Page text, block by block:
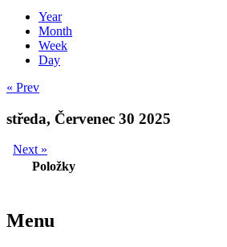
Year
Month
Week
Day
« Prev
středa, Červenec 30 2025
Next »
Položky
Menu